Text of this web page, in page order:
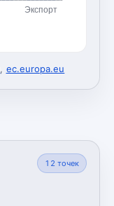
Экспорт
, ec.europa.eu
12 точек